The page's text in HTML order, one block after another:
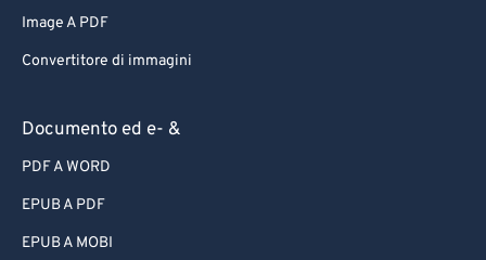
Image A PDF
Convertitore di immagini
Documento ed e- &
PDF A WORD
EPUB A PDF
EPUB A MOBI